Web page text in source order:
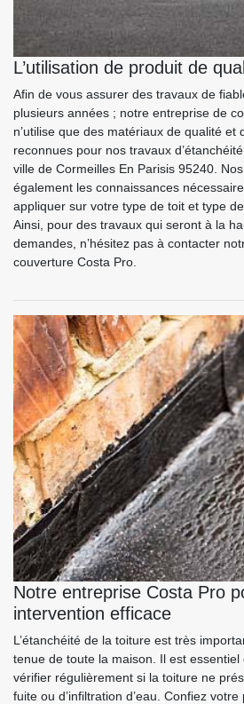
L’utilisation de produit de
Afin de vous assurer des travaux de
plusieurs années ; notre entreprise de
n’utilise que des matériaux de qualité et
reconnues pour nos travaux
ville de Cormeilles En Parisis 95240.
également les connaissances
appliquer sur votre type de toit et type
Ainsi, pour des travaux qui seront à la
demandes, n’hésitez pas à contacter
couverture Costa Pro.
Notre entreprise Costa Pro
intervention efficace
L’étanchéité de la toiture est très
tenue de toute la maison. Il est essentiel
vérifier régulièrement si la toiture ne
fuite ou d’infiltration d’eau. Confiez